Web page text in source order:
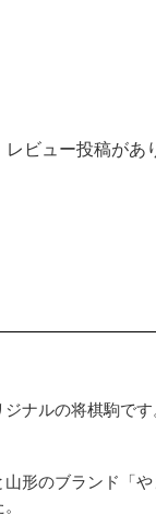
レビュー投稿があ
ナルの将棋駒です
形のブランド「